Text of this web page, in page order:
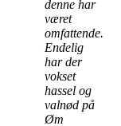
denne har
været
omfattende.
Endelig
har der
vokset
hassel og
valnød på
Øm